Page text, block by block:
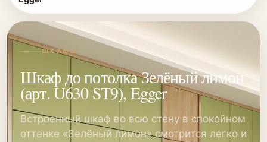
ШКАФЫ
Шкаф до потолка Зелёный лимон
(арт. U630 ST9), Egger
Встроенный шкаф во всю стену в спокойном
оттенке «Зелёный лимон» смотрится легко и